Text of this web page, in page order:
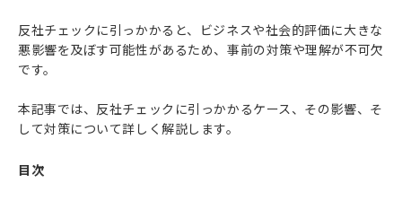
反社チェックに引っかかると、ビジネスや社会的評価に大きな
悪影響を及ぼす可能性があるため、事前の対策や理解が不可欠
です。
本記事では、反社チェックに引っかかるケース、その影響、そ
して対策について詳しく解説します。
目次